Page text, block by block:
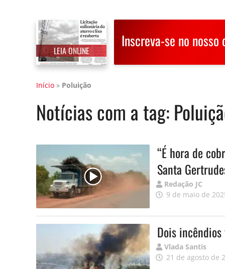
LEIA ONLINE
Inscreva-se no nosso
Início » Poluição
Notícias com a tag:
“É hora de
Santa
Publicado
por
Redação JC
9 de maio de
Dois
Publicado
por
Vlada Santis
21 de agosto de